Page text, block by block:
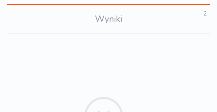
Wyniki 2